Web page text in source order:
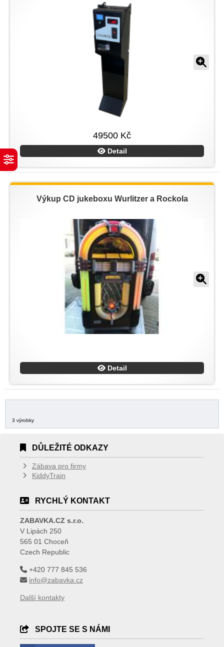
49500 Kč
Detail
Výkup CD jukeboxu Wurlitzer a Rockola
Detail
3 výrobky
DŮLEŽITÉ ODKAZY
Zábava pro firmy
KiddyTrain
RYCHLÝ KONTAKT
ZABAVKA.CZ s.r.o.
V Lipách 250
565 01 Choceň
Czech Republic
+420 777 845 536
info@zabavka.cz
Další kontakty
SPOJTE SE S NÁMI